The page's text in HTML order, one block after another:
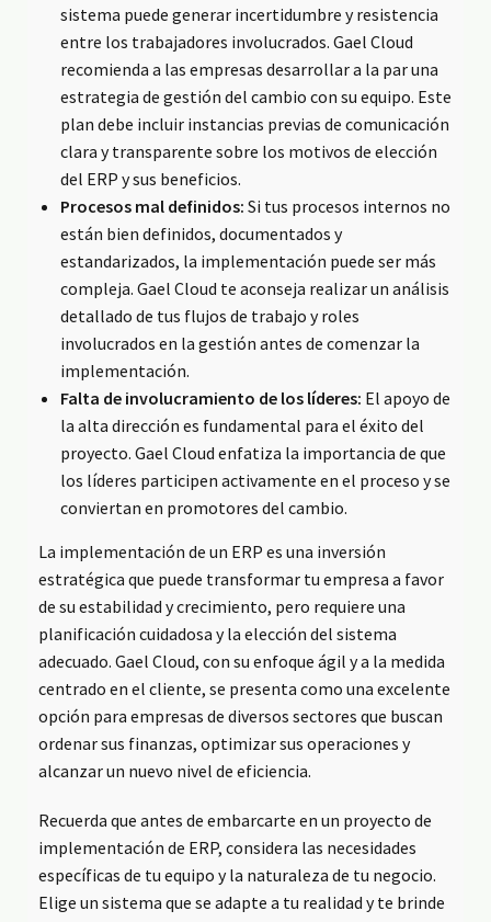
sistema puede generar incertidumbre y resistencia
entre los trabajadores involucrados. Gael Cloud
recomienda a las empresas desarrollar a la par una
estrategia de gestión del cambio con su equipo. Este
plan debe incluir instancias previas de comunicación
clara y transparente sobre los motivos de elección
del ERP y sus beneficios.
Procesos mal definidos: Si tus procesos internos no
están bien definidos, documentados y
estandarizados, la implementación puede ser más
compleja. Gael Cloud te aconseja realizar un análisis
detallado de tus flujos de trabajo y roles
involucrados en la gestión antes de comenzar la
implementación.
Falta de involucramiento de los líderes: El apoyo de
la alta dirección es fundamental para el éxito del
proyecto. Gael Cloud enfatiza la importancia de que
los líderes participen activamente en el proceso y se
conviertan en promotores del cambio.
La implementación de un ERP es una inversión
estratégica que puede transformar tu empresa a favor
de su estabilidad y crecimiento, pero requiere una
planificación cuidadosa y la elección del sistema
adecuado. Gael Cloud, con su enfoque ágil y a la medida
centrado en el cliente, se presenta como una excelente
opción para empresas de diversos sectores que buscan
ordenar sus finanzas, optimizar sus operaciones y
alcanzar un nuevo nivel de eficiencia.
Recuerda que antes de embarcarte en un proyecto de
implementación de ERP, considera las necesidades
específicas de tu equipo y la naturaleza de tu negocio.
Elige un sistema que se adapte a tu realidad y te brinde